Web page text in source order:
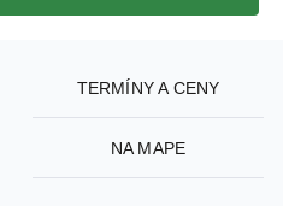
TERMÍNY A CENY
NA MAPE